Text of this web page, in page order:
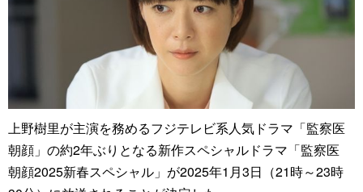
上野樹里が主演を務めるフジテレビ系人気ドラマ「監察医
朝顔」の約2年ぶりとなる新作スペシャルドラマ「監察医
朝顔2025新春スペシャル」が2025年1月3日（21時～23時